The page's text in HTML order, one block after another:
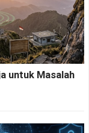
untuk Masalah